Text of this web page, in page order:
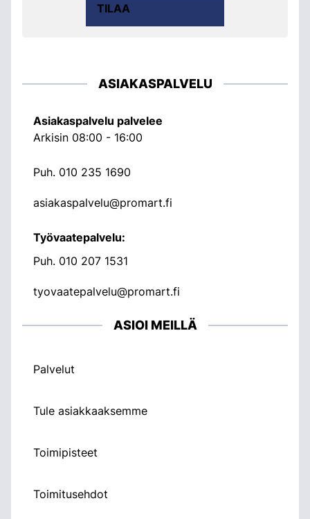
TILAA
ASIAKASPALVELU
Asiakaspalvelu palvelee
Arkisin 08:00 - 16:00
Puh. 010 235 1690
asiakaspalvelu@promart.fi
Työvaatepalvelu:
Puh. 010 207 1531
tyovaatepalvelu@promart.fi
ASIOI MEILLÄ
Palvelut
Tule asiakkaaksemme
Toimipisteet
Toimitusehdot